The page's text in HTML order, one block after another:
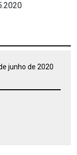
junho de 2020